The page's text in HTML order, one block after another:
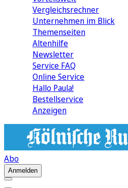
Vergleichsrechner
Unternehmen im Blick
Themenseiten
Altenhilfe
Newsletter
Service FAQ
Online Service
Hallo Paula!
Bestellservice
Anzeigen
Abo
Anmelden